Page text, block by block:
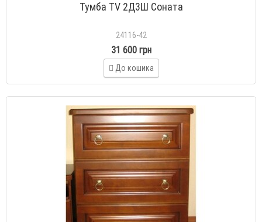
Тумба TV 2Д3Ш Соната
24116-42
31 600 грн
До кошика